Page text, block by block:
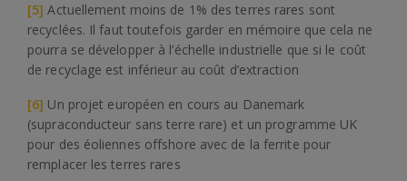
[5] Actuellement moins de 1% des terres rares sont
recyclées. Il faut toutefois garder en mémoire que cela ne
pourra se développer à l’échelle industrielle que si le coût
de recyclage est inférieur au coût d’extraction
[6] Un projet européen en cours au Danemark
(supraconducteur sans terre rare) et un programme UK
pour des éoliennes offshore avec de la ferrite pour
remplacer les terres rares